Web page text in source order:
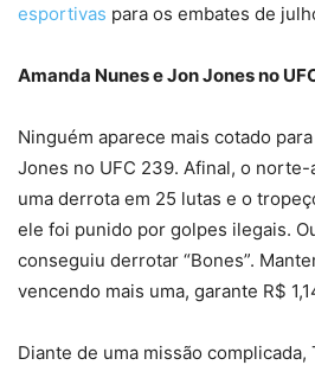
esportivas para os embates de
Amanda Nunes e Jon Jones no
Ninguém aparece mais cotado
Jones no UFC 239. Afinal, o
uma derrota em 25 lutas e o
ele foi punido por golpes ilegais.
conseguiu derrotar “Bones”.
vencendo mais uma, garante R$
Diante de uma missão